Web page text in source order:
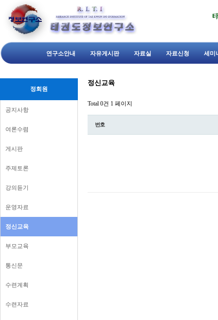
연구소안내 자유게시판 자료실 자료신청 세미
정회원
공지사항
여론수렴
게시판
주제토론
강의듣기
운영자료
정신교육
부모교육
통신문
수련계획
수련자료
정신교육
Total 0건 1 페이지
번호